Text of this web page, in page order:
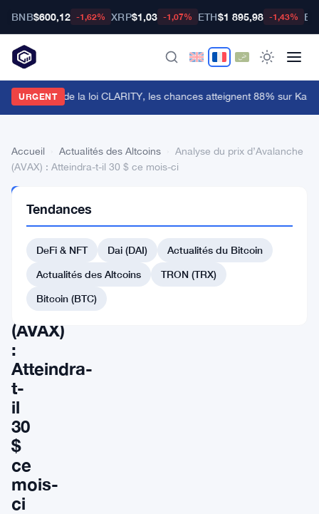
BNB$600,12 -1,62% XRP$1,03 -1,07% ETH$1 895,98 -1,43%
URGENT
Sénat retarde la loi CLARITY, les chances atteignent 88% sur
Accueil Actualités des Altcoins
Analyse du prix d’Avalanche
(AVAX) : Atteindra-t-il 30 $ ce mois-ci
DES
ALTCOINS
Analyse
prix
d’Avalanche
(AVAX)
:
Atteindra-
t-
il
30
$
ce
mois-
ci
Tendances
DeFi & NFT Dai (DAI)
Actualités du Bitcoin
Actualités des Altcoins
TRON (TRX)
Bitcoin (BTC)